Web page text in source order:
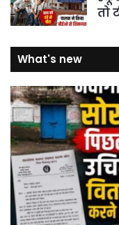
तो
What's new